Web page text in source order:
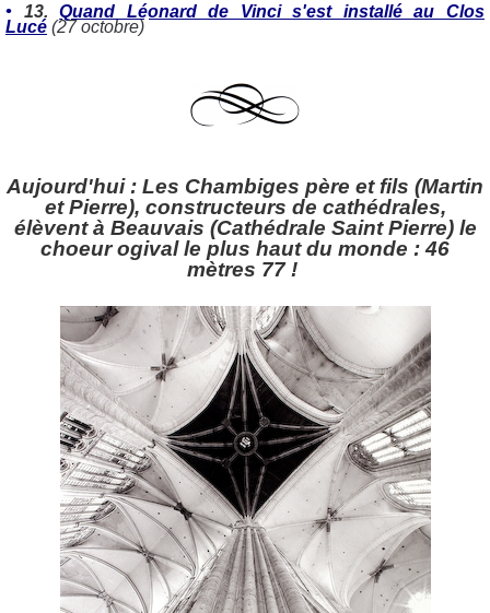
• 13.
Quand Léonard de Vinci s'est installé au Clos
Lucé (27 octobre)
Aujourd'hui : Les Chambiges père et fils (Martin
et Pierre), constructeurs de cathédrales,
élèvent à Beauvais (Cathédrale Saint Pierre) le
choeur ogival le plus haut du monde : 46
mètres 77 !